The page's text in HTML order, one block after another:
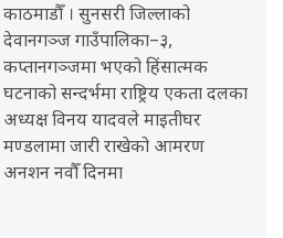
काठमाडौँ । सुनसरी जिल्लाको
देवानगञ्ज गाउँपालिका–३,
कप्तानगञ्जमा भएको हिंसात्मक
घटनाको सन्दर्भमा राष्ट्रिय एकता दलका
अध्यक्ष विनय यादवले माइतीघर
मण्डलामा जारी राखेको आमरण
अनशन नवौँ दिनमा